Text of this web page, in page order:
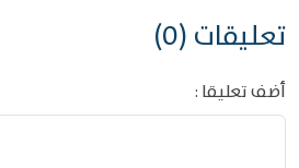
تعليقات (0)
أضف تعليقا :